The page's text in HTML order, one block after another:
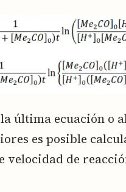
última ecuación o
es posible
velocidad de